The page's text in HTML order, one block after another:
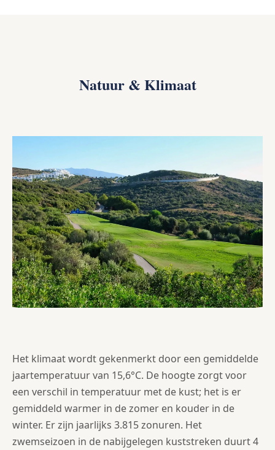
Natuur & Klimaat
Het klimaat wordt gekenmerkt door een gemiddelde
jaartemperatuur van 15,6°C. De hoogte zorgt voor
een verschil in temperatuur met de kust; het is er
gemiddeld warmer in de zomer en kouder in de
winter. Er zijn jaarlijks 3.815 zonuren. Het
zwemseizoen in de nabijgelegen kuststreken duurt 4